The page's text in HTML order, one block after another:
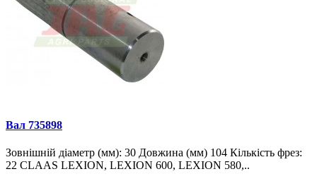
Вал 735898
Зовнішній діаметр (мм): 30 Довжина (мм) 104 Кількість фрез:
22 CLAAS LEXION, LEXION 600, LEXION 580,..